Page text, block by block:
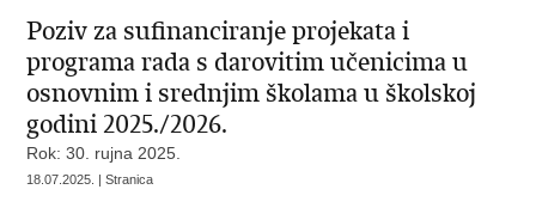
Poziv za sufinanciranje projekata i
programa rada s darovitim učenicima u
osnovnim i srednjim školama u školskoj
godini 2025./2026.
Rok: 30. rujna 2025.
18.07.2025. | Stranica